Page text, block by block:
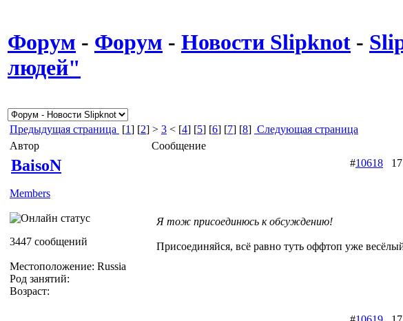
Форум - Форум - Новости Slipknot -
людей"
Предыдущая страница [1] [2] > 3 < [4] [5] [6] [7] [8] Следующая страница
Автор
Сообщение
BaisoN
Members
3447 сообщений
Местоположение: Russia
Род занятий:
Возраст:
#10618
Я тож присоединюсь к обсуждению!
Присоединяйся, всё равно туть оффтоп уже